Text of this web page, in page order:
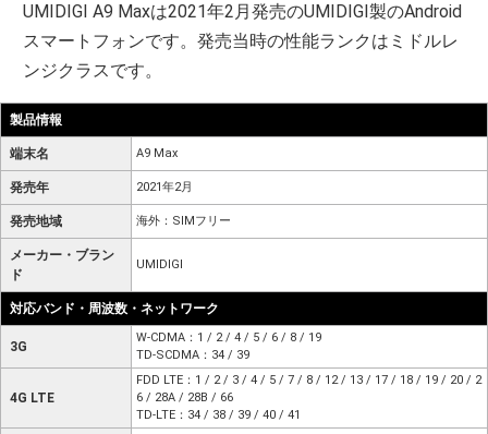
UMIDIGI A9 Maxは2021年2月発売のUMIDIGI製のAndroid
スマートフォンです。発売当時の性能ランクはミドルレ
ンジクラスです。
製品情報
端末名 A9 Max
発売年 2021年2月
発売地域 海外：SIMフリー
メーカー・ブラン
ド
UMIDIGI
対応バンド・周波数・ネットワーク
3G
W-CDMA：1 / 2 / 4 / 5 / 6 / 8 / 19
TD-SCDMA：34 / 39
4G LTE
FDD LTE：1 / 2 / 3 / 4 / 5 / 7 / 8 / 12 / 13 / 17 / 18 / 19 / 20 / 2
6 / 28A / 28B / 66
TD-LTE：34 / 38 / 39 / 40 / 41